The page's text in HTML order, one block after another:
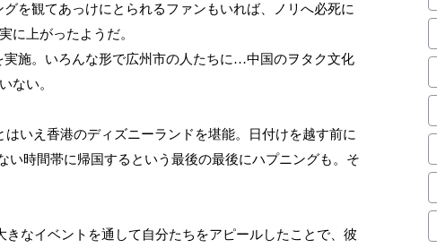
を観てあっけにとられるファンもいれば、ノリへ必死に
に上がったようだ。
施。いろんな形で広州市の人たちに…中国のヲタク文化
ない。
いえ香港のディズニーランドを堪能。日付けを越す前に
い時間帯に帰国するという最後の最後にハプニングも。そ
なイベントを通して自分たちをアピールしたことで、彼